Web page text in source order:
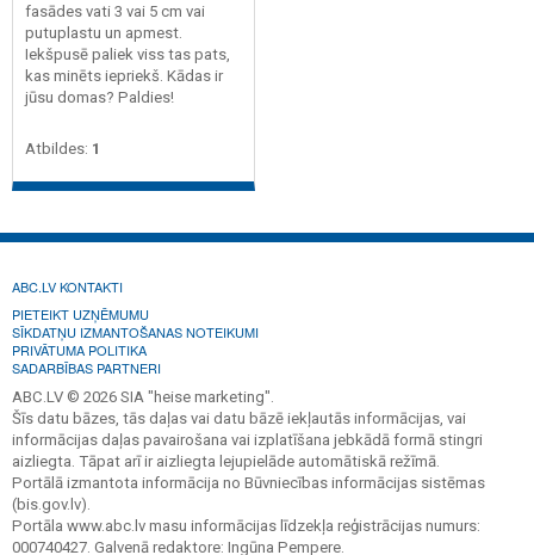
fasādes vati 3 vai 5 cm vai
putuplastu un apmest.
Iekšpusē paliek viss tas pats,
kas minēts iepriekš. Kādas ir
jūsu domas? Paldies!
Atbildes: 1
ABC.LV KONTAKTI
PIETEIKT UZŅĒMUMU
SĪKDATŅU IZMANTOŠANAS NOTEIKUMI
PRIVĀTUMA POLITIKA
SADARBĪBAS PARTNERI
ABC.LV © 2026 SIA "heise marketing".
Šīs datu bāzes, tās daļas vai datu bāzē iekļautās informācijas, vai
informācijas daļas pavairošana vai izplatīšana jebkādā formā stingri
aizliegta. Tāpat arī ir aizliegta lejupielāde automātiskā režīmā.
Portālā izmantota informācija no Būvniecības informācijas sistēmas
(bis.gov.lv).
Portāla www.abc.lv masu informācijas līdzekļa reģistrācijas numurs:
000740427. Galvenā redaktore: Ingūna Pempere.